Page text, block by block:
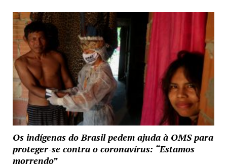
Os indígenas do Brasil pedem ajuda à OMS para
proteger-se contra o coronavírus: “Estamos
morrendo”